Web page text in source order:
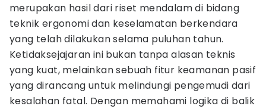
merupakan hasil dari riset mendalam di bidang
teknik ergonomi dan keselamatan berkendara
yang telah dilakukan selama puluhan tahun.
Ketidaksejajaran ini bukan tanpa alasan teknis
yang kuat, melainkan sebuah fitur keamanan pasif
yang dirancang untuk melindungi pengemudi dari
kesalahan fatal. Dengan memahami logika di balik